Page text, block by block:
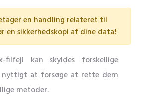
en handling relateret til
en sikkerhedskopi af dine data!
filfejl kan skyldes forskellige
at forsøge at rette dem
metoder.